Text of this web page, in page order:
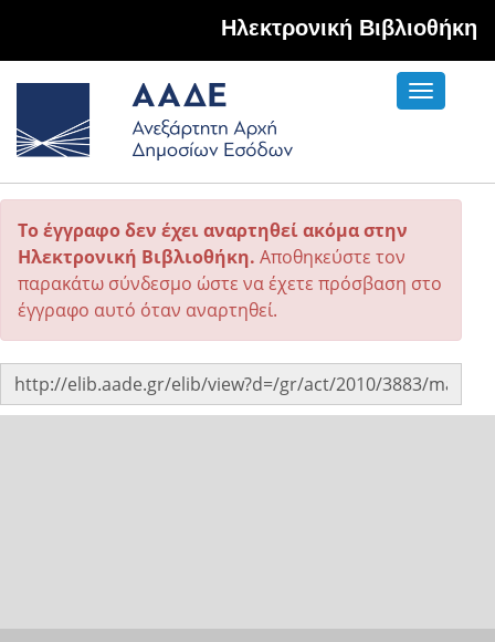
Hλεκτρονική Βιβλιοθήκη
Toggle
Το έγγραφο δεν έχει αναρτηθεί ακόμα στην
Ηλεκτρονική Βιβλιοθήκη. Αποθηκεύστε τον
παρακάτω σύνδεσμο ώστε να έχετε πρόσβαση στο
έγγραφο αυτό όταν αναρτηθεί.